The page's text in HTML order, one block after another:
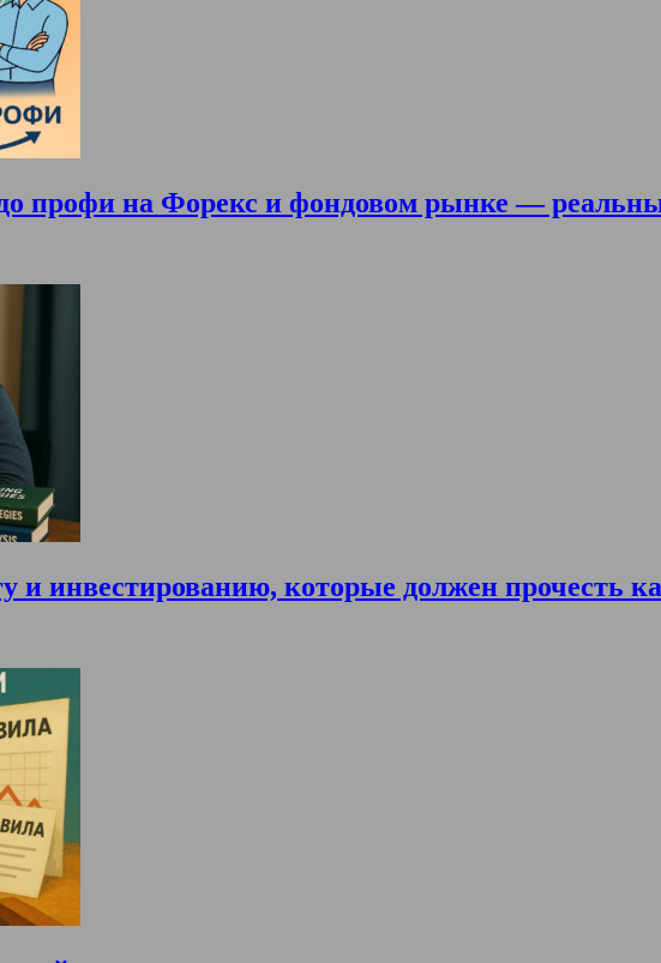
профи на Форекс и фондовом рынке —
и инвестированию, которые должен прочесть